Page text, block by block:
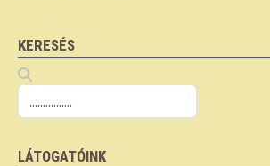
KERESÉS
LÁTOGATÓINK